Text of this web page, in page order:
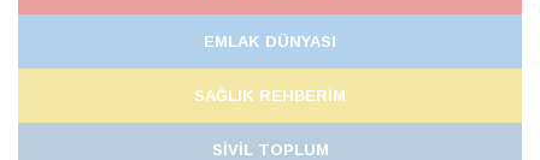
EMLAK DÜNYASI
SAĞLIK REHBERİM
SİVİL TOPLUM